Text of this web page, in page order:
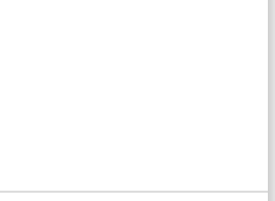
is het hoogtepunt voor